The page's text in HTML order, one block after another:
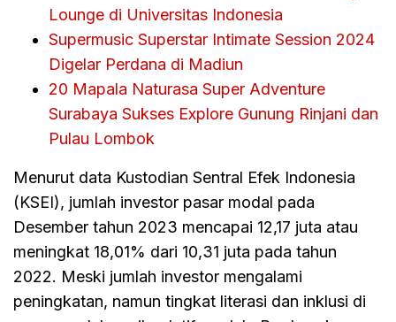
Lounge di Universitas Indonesia
Supermusic Superstar Intimate Session 2024
Digelar Perdana di Madiun
20 Mapala Naturasa Super Adventure
Surabaya Sukses Explore Gunung Rinjani dan
Pulau Lombok
Menurut data Kustodian Sentral Efek Indonesia
(KSEI), jumlah investor pasar modal pada
Desember tahun 2023 mencapai 12,17 juta atau
meningkat 18,01% dari 10,31 juta pada tahun
2022. Meski jumlah investor mengalami
peningkatan, namun tingkat literasi dan inklusi di